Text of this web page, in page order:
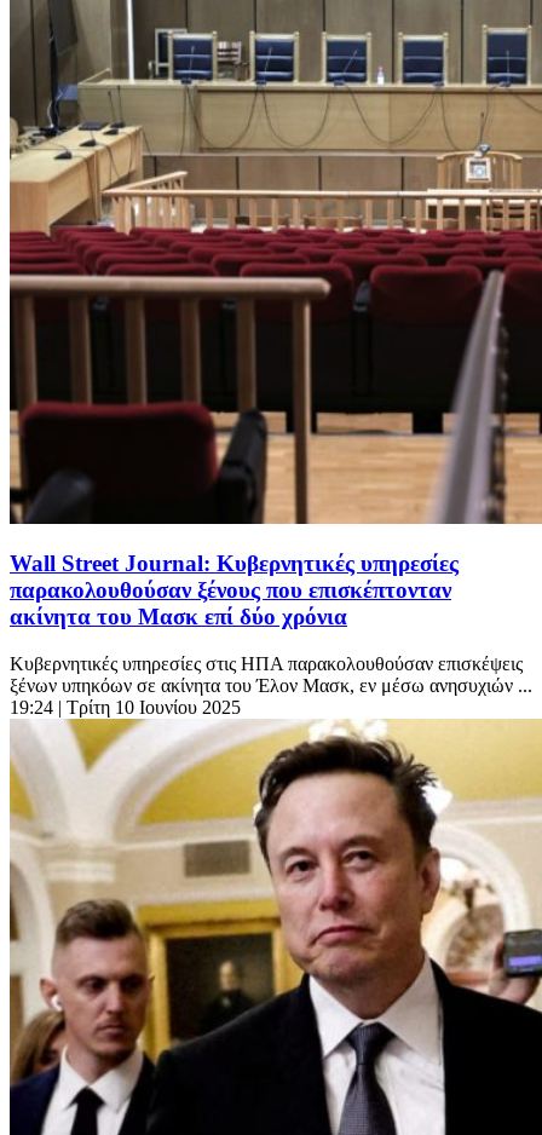
Wall Street Journal: Κυβερνητικές υπηρεσίες
παρακολουθούσαν ξένους που επισκέπτονταν
ακίνητα του Μασκ επί δύο χρόνια
Κυβερνητικές υπηρεσίες στις ΗΠΑ παρακολουθούσαν επισκέψεις
ξένων υπηκόων σε ακίνητα του Έλον Μασκ, εν μέσω ανησυχιών ...
19:24 | Τρίτη 10 Ιουνίου 2025